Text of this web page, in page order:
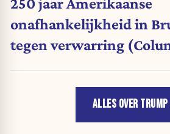
onafhankelijkheid in
tegen verwarring
ALLES OVER TRUMP